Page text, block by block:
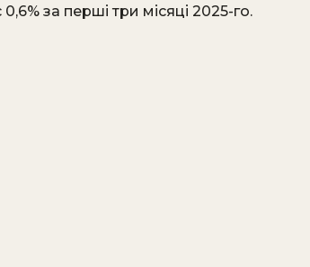
за перші три місяці 2025-го.